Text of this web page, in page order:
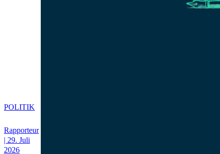
Rapporteur
| 29. Juli
2026
POLITIK